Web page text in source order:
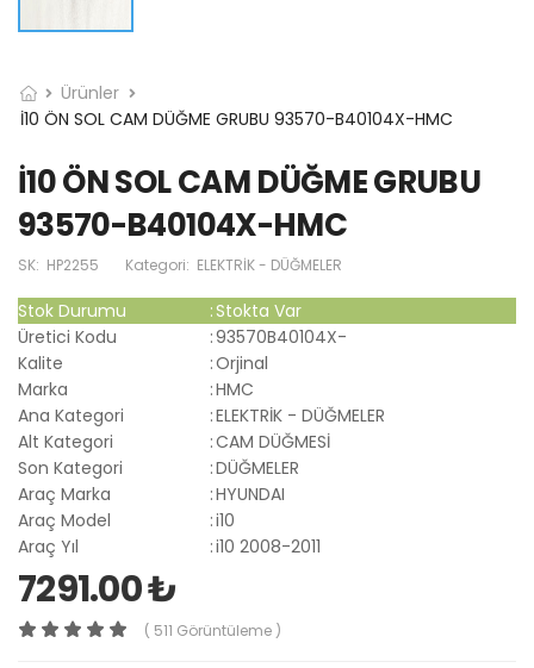
Ürünler
İ10 ÖN SOL CAM DÜĞME GRUBU 93570-B40104X-HMC
İ10 ÖN SOL CAM DÜĞME GRUBU
93570-B40104X-HMC
SK: HP2255 Kategori: ELEKTRİK - DÜĞMELER
Stok Durumu :Stokta Var
Üretici Kodu
:93570B40104X-
Kalite
:Orjinal
Marka
:HMC
Ana Kategori
:ELEKTRİK - DÜĞMELER
Alt Kategori
:CAM DÜĞMESİ
Son Kategori
:DÜĞMELER
Araç Marka
:HYUNDAI
Araç Model
:i10
Araç Yıl
:i10 2008-2011
7291.00 ₺
( 511 Görüntüleme )